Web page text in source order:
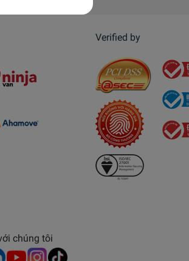
Verified by
chúng tôi